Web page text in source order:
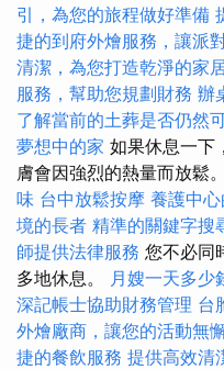
引，為您的旅程做好準備
捷的到府外燴服務，讓派
清潔，為您打造乾淨的家
服務，幫助您規劃財務 辦
了解當前的土葬是否仍然
夢想中的家 如果休息一下
膚會因強烈的熱量而放鬆。
味 台中放鬆按摩 養護中
境的長者 精準的關鍵字搜
師提供法律服務 您不必同
多地休息。 月嫂一天多少
深記帳士協助財務管理 台
外燴廠商，讓您的活動無
捷的餐飲服務 提供高效清